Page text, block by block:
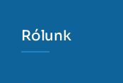
Rólunk